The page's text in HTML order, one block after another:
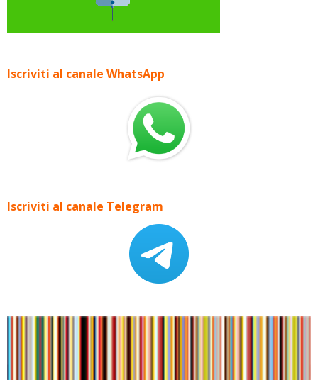
Iscriviti al canale WhatsApp
Iscriviti al canale Telegram